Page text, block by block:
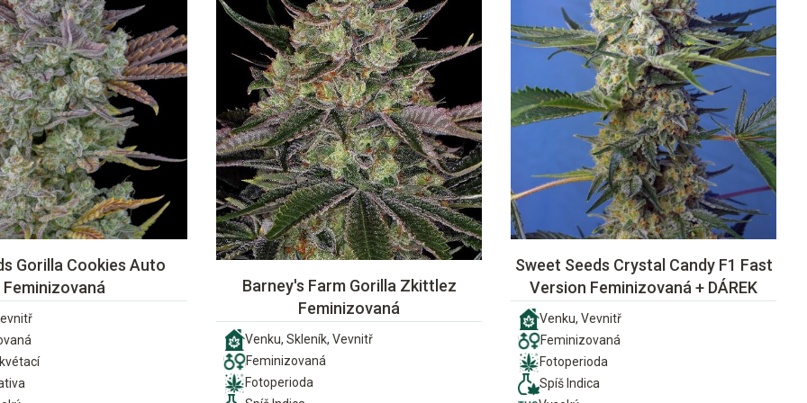
Gorilla Cookies Auto
Feminizovaná
Barney's Farm Gorilla Zkittlez
Feminizovaná
Venku, Skleník, Vevnitř
Feminizovaná
Fotoperioda
Sweet Seeds Crystal Candy F1 Fast
Version Feminizovaná + DÁREK
Venku, Vevnitř
Feminizovaná
Fotoperioda
Spíš Indica